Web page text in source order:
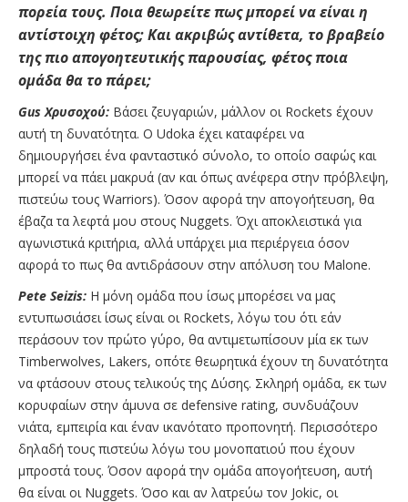
πορεία τους. Ποια θεωρείτε πως μπορεί να είναι η
αντίστοιχη φέτος; Και ακριβώς αντίθετα, το βραβείο
της πιο απογοητευτικής παρουσίας, φέτος ποια
ομάδα θα το πάρει;
Gus Χρυσοχού: Βάσει ζευγαριών, μάλλον οι Rockets έχουν
αυτή τη δυνατότητα. O Udoka έχει καταφέρει να
δημιουργήσει ένα φανταστικό σύνολο, το οποίο σαφώς και
μπορεί να πάει μακρυά (αν και όπως ανέφερα στην πρόβλεψη,
πιστεύω τους Warriors). Όσον αφορά την απογοήτευση, θα
έβαζα τα λεφτά μου στους Nuggets. Όχι αποκλειστικά για
αγωνιστικά κριτήρια, αλλά υπάρχει μια περιέργεια όσον
αφορά το πως θα αντιδράσουν στην απόλυση του Malone.
Pete Seizis: Η μόνη ομάδα που ίσως μπορέσει να μας
εντυπωσιάσει ίσως είναι οι Rockets, λόγω του ότι εάν
περάσουν τον πρώτο γύρο, θα αντιμετωπίσουν μία εκ των
Timberwolves, Lakers, οπότε θεωρητικά έχουν τη δυνατότητα
να φτάσουν στους τελικούς της Δύσης. Σκληρή ομάδα, εκ των
κορυφαίων στην άμυνα σε defensive rating, συνδυάζουν
νιάτα, εμπειρία και έναν ικανότατο προπονητή. Περισσότερο
δηλαδή τους πιστεύω λόγω του μονοπατιού που έχουν
μπροστά τους. Όσον αφορά την ομάδα απογοήτευση, αυτή
θα είναι οι Nuggets. Όσο και αν λατρεύω τον Jokic, οι